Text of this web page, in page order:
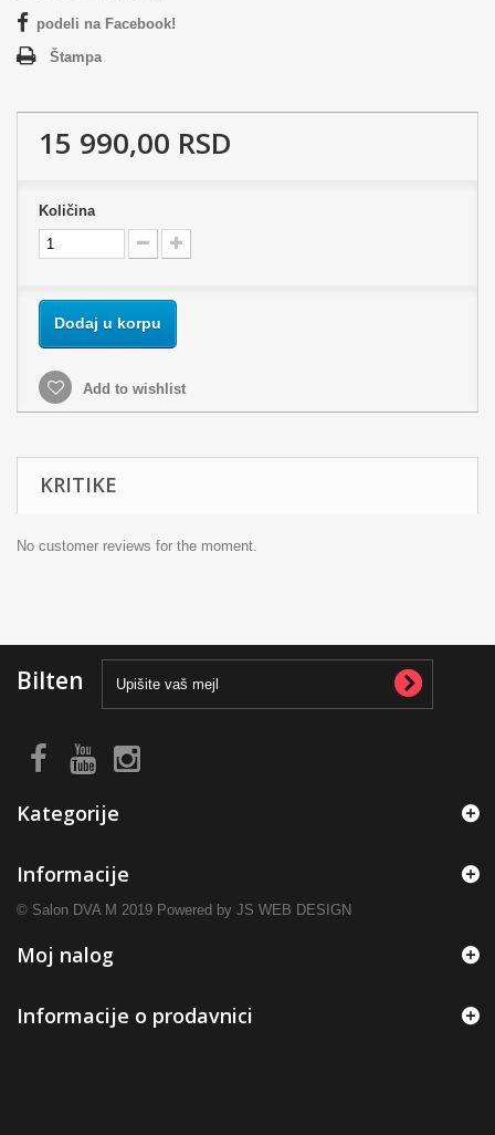
podeli na Facebook!
Štampa
15 990,00 RSD
Količina
Dodaj u korpu
Add to wishlist
KRITIKE
No customer reviews for the moment.
Bilten
Kategorije
Informacije
© Salon DVA M 2019 Powered by JS WEB DESIGN
Moj nalog
Informacije o prodavnici